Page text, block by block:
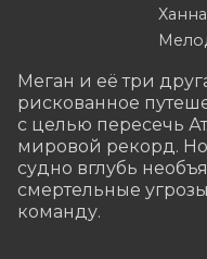
Меган и её три
рискованное
с целью пересечь
мировой рекорд.
судно вглубь
смертельные
команду.